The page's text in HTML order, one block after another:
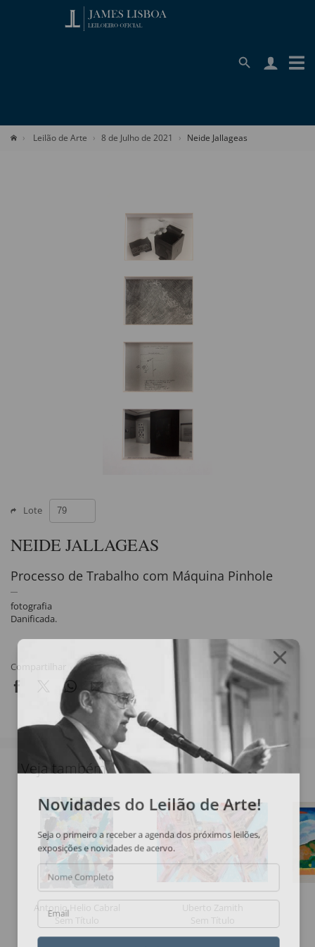
Leilão de Arte 8 de Julho de 2021 Neide Jallageas
Lote
NEIDE JALLAGEAS
Processo de Trabalho com Máquina Pinhole
fotografia
Danificada.
Compartilhar
Veja também
Antonio Helio Cabral
Sem Título
Uberto Zamith
Sem Título
Novidades do Leilão de Arte!
Seja o primeiro a receber a agenda dos próximos leilões,
exposições e novidades de acervo.
Nome Completo
Email